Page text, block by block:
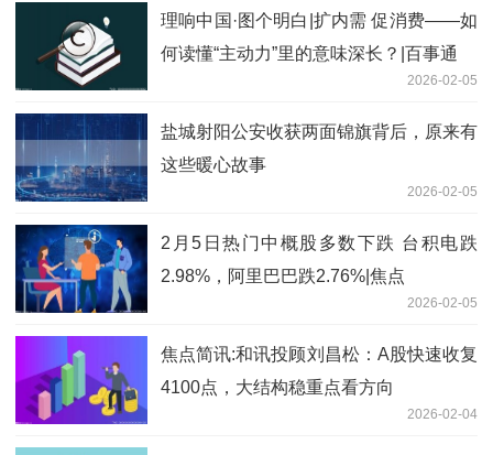
理响中国·图个明白|扩内需 促消费——如
何读懂“主动力”里的意味深长？|百事通
2026-02-05
盐城射阳公安收获两面锦旗背后，原来有
这些暖心故事
2026-02-05
2月5日热门中概股多数下跌 台积电跌
2.98%，阿里巴巴跌2.76%|焦点
2026-02-05
焦点简讯:和讯投顾刘昌松：A股快速收复
4100点，大结构稳重点看方向
2026-02-04